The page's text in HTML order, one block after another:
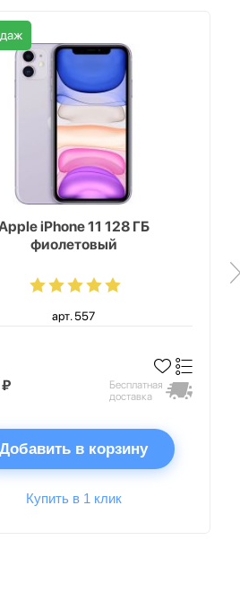
iPhone 11 128 ГБ
фиолетовый
арт. 557
Бесплатная
доставка
Добавить в корзину
Купить в 1 клик